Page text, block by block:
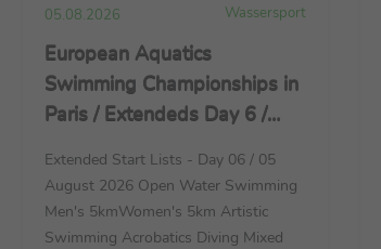
05.08.2026 Wassersport
European Aquatics
Swimming Championships in
Paris / Extendeds Day 6 /
Open Water Swimming
Extended Start Lists - Day 06 / 05
August 2026 Open Water Swimming
Men's 5kmWomen's 5km Artistic
Swimming Acrobatics Diving Mixed